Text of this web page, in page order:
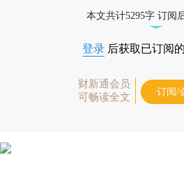
本文共计5295字 订阅
登录 后获取已订阅
财新通会员
可畅读全文
订阅/